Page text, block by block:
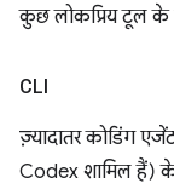
कुछ लोकप्रिय टूल के
CLI
ज़्यादातर कोडिंग
Codex शामिल हैं)